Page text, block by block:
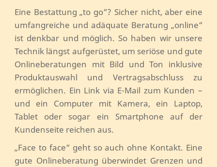
Eine Bestattung „to go“? Sicher nicht, aber eine
umfangreiche und adäquate Beratung „online“
ist denkbar und möglich. So haben wir unsere
Technik längst aufgerüstet, um seriöse und gute
Onlineberatungen mit Bild und Ton inklusive
Produktauswahl und Vertragsabschluss zu
ermöglichen. Ein Link via E-Mail zum Kunden –
und ein Computer mit Kamera, ein Laptop,
Tablet oder sogar ein Smartphone auf der
Kundenseite reichen aus.
„Face to face“ geht so auch ohne Kontakt. Eine
gute Onlineberatung überwindet Grenzen und